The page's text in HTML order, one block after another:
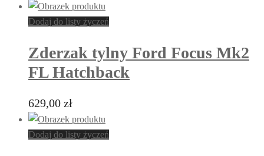
Dodaj do listy życzeń
Zderzak tylny Ford Focus Mk2
FL Hatchback
629,00 zł
Dodaj do listy życzeń